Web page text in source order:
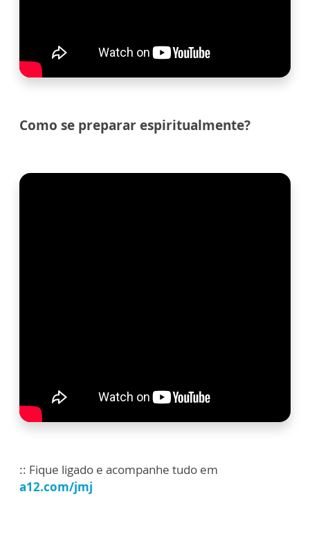
Como se preparar espiritualmente?
:: Fique ligado e acompanhe tudo em
a12.com/jmj